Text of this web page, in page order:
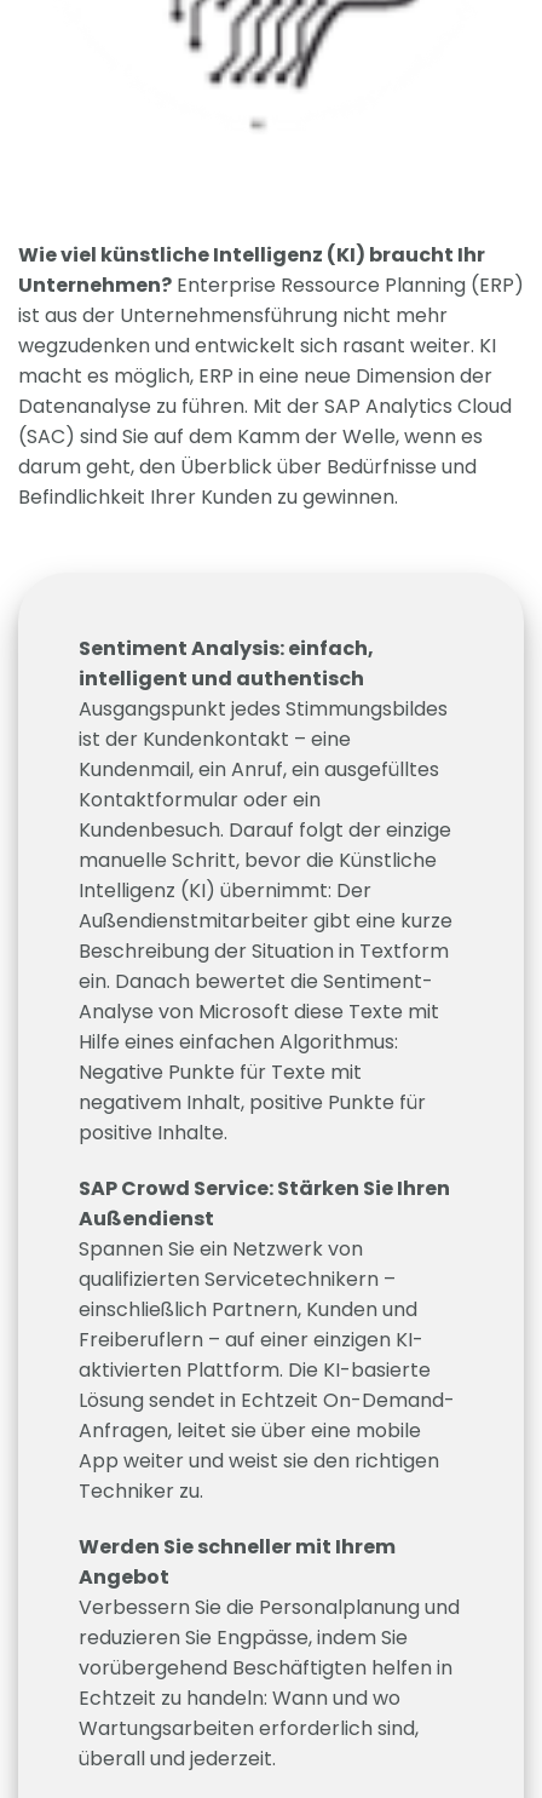
Wie viel künstliche Intelligenz (KI) braucht Ihr
Unternehmen? Enterprise Ressource Planning (ERP)
ist aus der Unternehmensführung nicht mehr
wegzudenken und entwickelt sich rasant weiter. KI
macht es möglich, ERP in eine neue Dimension der
Datenanalyse zu führen. Mit der SAP Analytics Cloud
(SAC) sind Sie auf dem Kamm der Welle, wenn es
darum geht, den Überblick über Bedürfnisse und
Befindlichkeit Ihrer Kunden zu gewinnen.
Sentiment Analysis: einfach,
intelligent und authentisch
Ausgangspunkt jedes Stimmungsbildes
ist der Kundenkontakt – eine
Kundenmail, ein Anruf, ein ausgefülltes
Kontaktformular oder ein
Kundenbesuch. Darauf folgt der einzige
manuelle Schritt, bevor die Künstliche
Intelligenz (KI) übernimmt: Der
Außendienstmitarbeiter gibt eine kurze
Beschreibung der Situation in Textform
ein. Danach bewertet die Sentiment-
Analyse von Microsoft diese Texte mit
Hilfe eines einfachen Algorithmus:
Negative Punkte für Texte mit
negativem Inhalt, positive Punkte für
positive Inhalte.
SAP Crowd Service: Stärken Sie Ihren
Außendienst
Spannen Sie ein Netzwerk von
qualifizierten Servicetechnikern –
einschließlich Partnern, Kunden und
Freiberuflern – auf einer einzigen KI-
aktivierten Plattform. Die KI-basierte
Lösung sendet in Echtzeit On-Demand-
Anfragen, leitet sie über eine mobile
App weiter und weist sie den richtigen
Techniker zu.
Werden Sie schneller mit Ihrem
Angebot
Verbessern Sie die Personalplanung und
reduzieren Sie Engpässe, indem Sie
vorübergehend Beschäftigten helfen in
Echtzeit zu handeln: Wann und wo
Wartungsarbeiten erforderlich sind,
überall und jederzeit.